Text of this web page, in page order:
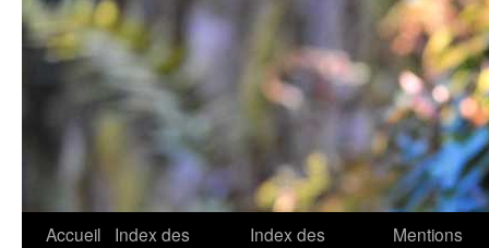
Accueil
Index des
Index des
Mentions